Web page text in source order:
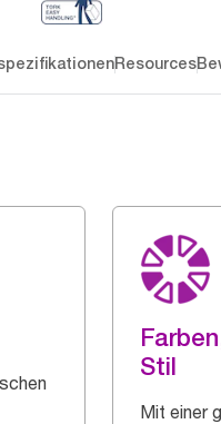
Resources
Stil
Mit einer